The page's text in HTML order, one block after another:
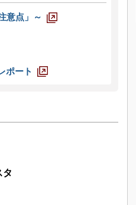
意点」～
ポート
タ